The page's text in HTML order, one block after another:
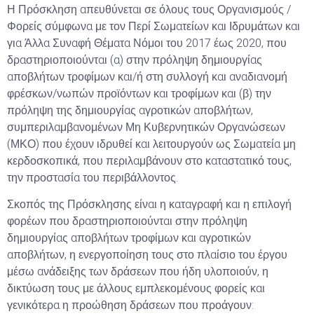
Η Πρόσκληση απευθύνεται σε όλους τους Οργανισμούς /
Φορείς σύμφωνα με τον Περί Σωματείων και Ιδρυμάτων και
για Άλλα Συναφή Θέματα Νόμοι του 2017 έως 2020, που
δραστηριοποιούνται (α) στην πρόληψη δημιουργίας
αποβλήτων τροφίμων και/ή στη συλλογή και αναδιανομή
φρέσκων/νωπών προϊόντων και τροφίμων και (β) την
πρόληψη της δημιουργίας αγροτικών αποβλήτων,
συμπεριλαμβανομένων Μη Κυβερνητικών Οργανώσεων
(ΜΚΟ) που έχουν ιδρυθεί και λειτουργούν ως Σωματεία μη
κερδοσκοπικά, που περιλαμβάνουν στο καταστατικό τους,
την προστασία του περιβάλλοντος.
Σκοπός της Πρόσκλησης είναι η καταγραφή και η επιλογή
φορέων που δραστηριοποιούνται στην πρόληψη
δημιουργίας αποβλήτων τροφίμων και αγροτικών
αποβλήτων, η ενεργοποίηση τους στο πλαίσιο του έργου
μέσω ανάδειξης των δράσεων που ήδη υλοποιούν, η
δικτύωση τους με άλλους εμπλεκομένους φορείς και
γενικότερα η προώθηση δράσεων που προάγουν: